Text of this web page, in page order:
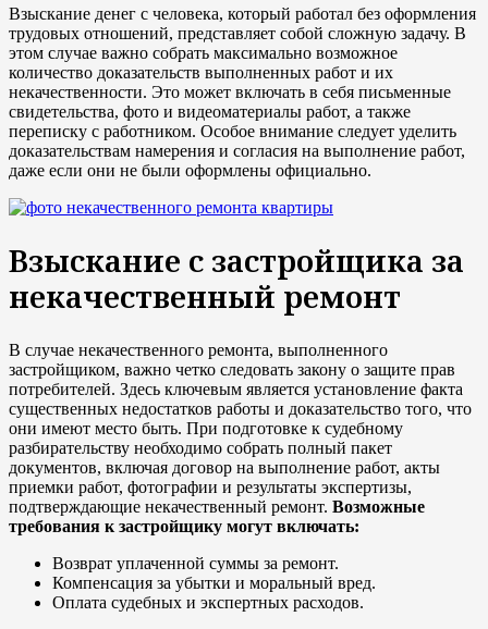
Взыскание денег с человека, который работал без оформления
трудовых отношений, представляет собой сложную задачу. В
этом случае важно собрать максимально возможное
количество доказательств выполненных работ и их
некачественности. Это может включать в себя письменные
свидетельства, фото и видеоматериалы работ, а также
переписку с работником. Особое внимание следует уделить
доказательствам намерения и согласия на выполнение работ,
даже если они не были оформлены официально.
Взыскание с застройщика за
некачественный ремонт
В случае некачественного ремонта, выполненного
застройщиком, важно четко следовать закону о защите прав
потребителей. Здесь ключевым является установление факта
существенных недостатков работы и доказательство того, что
они имеют место быть. При подготовке к судебному
разбирательству необходимо собрать полный пакет
документов, включая договор на выполнение работ, акты
приемки работ, фотографии и результаты экспертизы,
подтверждающие некачественный ремонт. Возможные
требования к застройщику могут включать:
Возврат уплаченной суммы за ремонт.
Компенсация за убытки и моральный вред.
Оплата судебных и экспертных расходов.